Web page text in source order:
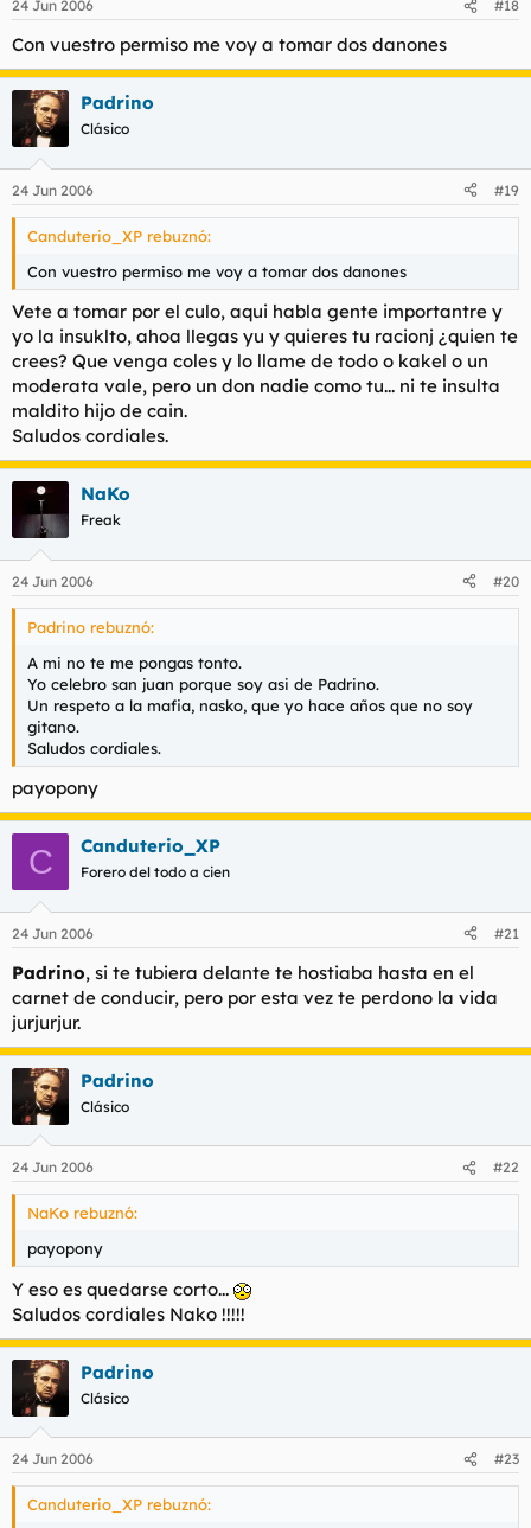
24 Jun 2006 #18
Con vuestro permiso me voy a tomar dos danones
Padrino
Clásico
24 Jun 2006 #19
Canduterio_XP rebuznó:
Con vuestro permiso me voy a tomar dos danones
Vete a tomar por el culo, aqui habla gente importantre y
yo la insuklto, ahoa llegas yu y quieres tu racionj ¿quien te
crees? Que venga coles y lo llame de todo o kakel o un
moderata vale, pero un don nadie como tu... ni te insulta
maldito hijo de cain.
Saludos cordiales.
NaKo
Freak
24 Jun 2006 #20
Padrino rebuznó:
A mi no te me pongas tonto.
Yo celebro san juan porque soy asi de Padrino.
Un respeto a la mafia, nasko, que yo hace años que no soy
gitano.
Saludos cordiales.
payopony
C Canduterio_XP
Forero del todo a cien
24 Jun 2006 #21
Padrino, si te tubiera delante te hostiaba hasta en el
carnet de conducir, pero por esta vez te perdono la vida
jurjurjur.
Padrino
Clásico
24 Jun 2006 #22
NaKo rebuznó:
payopony
Y eso es quedarse corto...
Saludos cordiales Nako !!!!!
Padrino
Clásico
24 Jun 2006 #23
Canduterio_XP rebuznó: